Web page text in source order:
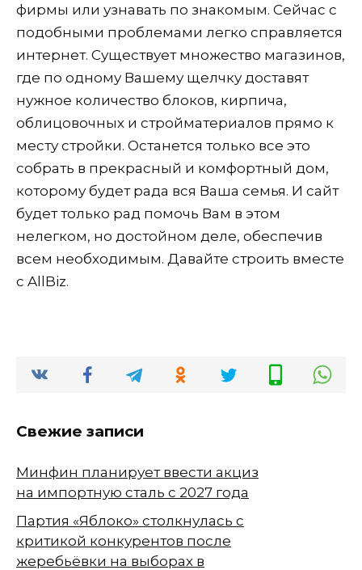
фирмы или узнавать по знакомым. Сейчас с
подобными проблемами легко справляется
интернет. Существует множество магазинов,
где по одному Вашему щелчку доставят
нужное количество блоков, кирпича,
облицовочных и стройматериалов прямо к
месту стройки. Останется только все это
собрать в прекрасный и комфортный дом,
которому будет рада вся Ваша семья. И сайт
будет только рад помочь Вам в этом
нелегком, но достойном деле, обеспечив
всем необходимым. Давайте строить вместе
с AllBiz.
Свежие записи
Минфин планирует ввести акциз
на импортную сталь с 2027 года
Партия «Яблоко» столкнулась с
критикой конкурентов после
жеребьёвки на выборах в